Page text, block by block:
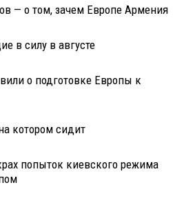
— о том, зачем Европе Армения
в силу в августе
о подготовке Европы к
котором сидит
попыток киевского режима